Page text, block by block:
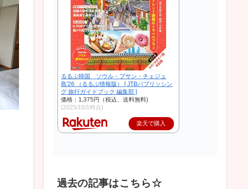
るるぶ韓国 ソウル・プサン・チェジュ
島'26 （るるぶ情報版） [ JTBパブリッシン
グ 旅行ガイドブック 編集部 ]
価格：1,375円（税込、送料無料)
(2025/10/1時点)
楽天で購入
過去の記事はこちら☆